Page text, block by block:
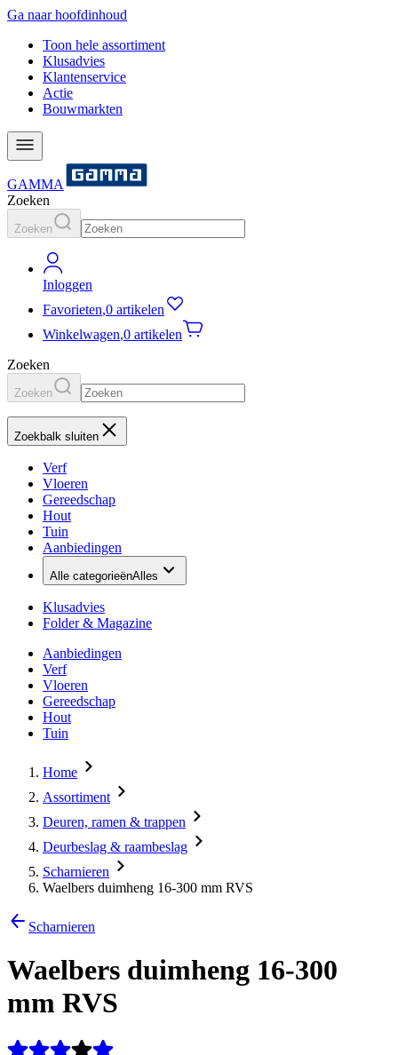
Ga naar hoofdinhoud
Toon hele assortiment
Klusadvies
Klantenservice
Actie
Bouwmarkten
GAMMA
Zoeken
Zoeken
Inloggen
Favorieten,0 artikelen
Winkelwagen,0 artikelen
Zoeken
Zoeken
Zoekbalk sluiten
Verf
Vloeren
Gereedschap
Hout
Tuin
Aanbiedingen
Alle categorieënAlles
Klusadvies
Folder & Magazine
Aanbiedingen
Verf
Vloeren
Gereedschap
Hout
Tuin
Home
Assortiment
Deuren, ramen & trappen
Deurbeslag & raambeslag
Scharnieren
Waelbers duimheng 16-300 mm RVS
Scharnieren
Waelbers duimheng 16-300
mm RVS